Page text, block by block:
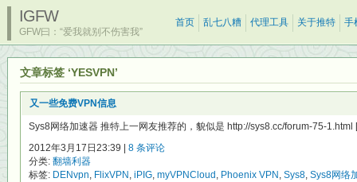
IGFW
GFW曰：“爱我就别不伤害我”
首页 乱七八糟 代理工具 关于推特 手
文章标签 ‘YESVPN’
又一些免费VPN信息
Sys8网络加速器 推特上一网友推荐的，貌似是 http://sys8.cc/forum-75-
2012年3月17日23:39 | 8 条评论
分类: 翻墙利器
标签: DENvpn, FlixVPN , iPIG, myVPNCloud , Phoenix VPN , Sys8, Sys8网络